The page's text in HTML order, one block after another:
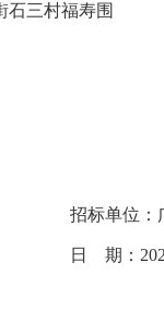
石三村福寿围
招标单位：
日 期： 20